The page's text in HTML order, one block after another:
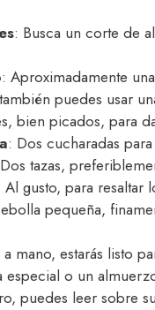
: Busca un corte de
: Aproximadamente
puedes usar
bien picados, para
: Dos cucharadas
tazas,
Al gusto, para resaltar
pequeña,
mano, estarás listo
o un
puedes leer sobre